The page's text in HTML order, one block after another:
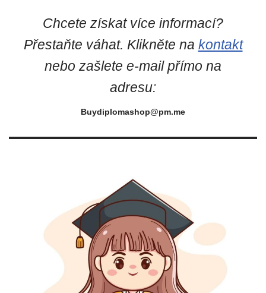
Chcete získat více informací?
Přestaňte váhat. Klikněte na kontakt
nebo zašlete e-mail přímo na
adresu:
Buydiplomashop@pm.me